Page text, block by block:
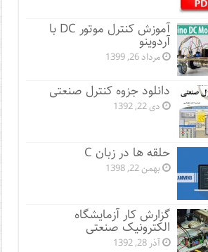
آموزش کنترل موتور DC با
آردوینو
مرداد 26, 1399
دانلود جزوه کنترل صنعتی
دی 22, 1392
حلقه ها در زبان C
بهمن 22, 1398
گزارش کار آزمایشگاه
الکترونیک صنعتی
آذر 28, 1392